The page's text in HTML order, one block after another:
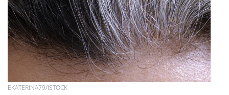
EKATERINA79/ISTOCK